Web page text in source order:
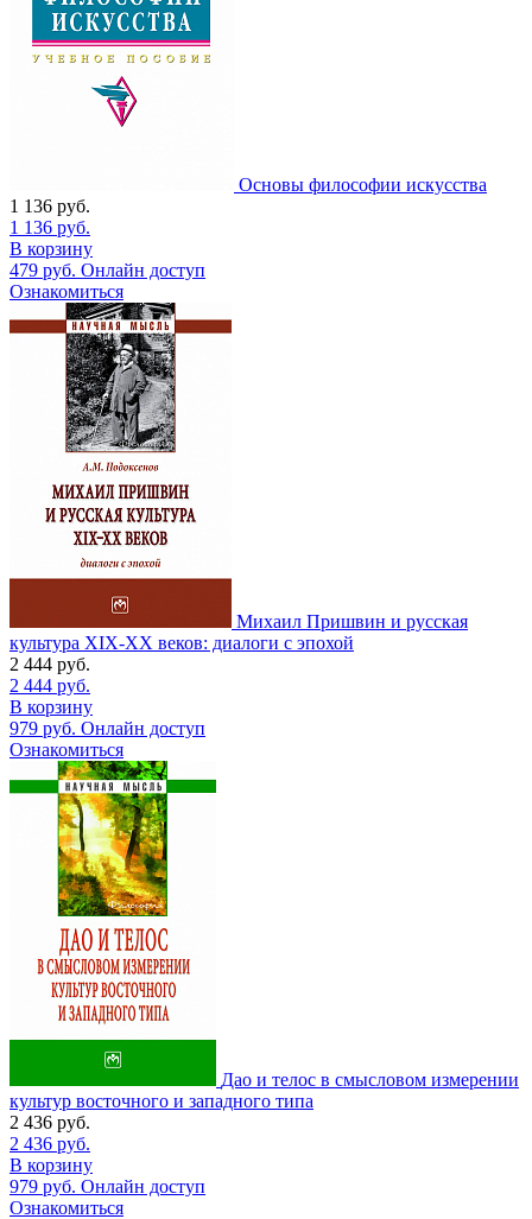
Основы философии искусства
1 136 руб.
1 136 руб.
В корзину
479 руб. Онлайн доступ
Ознакомиться
Михаил Пришвин и русская
культура ХIХ-ХХ веков: диалоги с эпохой
2 444 руб.
2 444 руб.
В корзину
979 руб. Онлайн доступ
Ознакомиться
Дао и телос в смысловом измерении
культур восточного и западного типа
2 436 руб.
2 436 руб.
В корзину
979 руб. Онлайн доступ
Ознакомиться